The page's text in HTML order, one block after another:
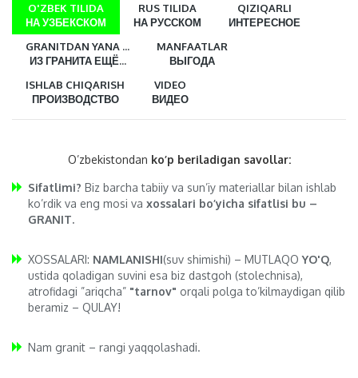
O'ZBEK TILIDA
НА УЗБЕКСКОМ
RUS TILIDA
НА РУССКОМ
QIZIQARLI
ИНТЕРЕСНОЕ
GRANITDAN YANA ...
ИЗ ГРАНИТА ЕЩЁ...
MANFAATLAR
ВЫГОДА
ISHLAB CHIQARISH
ПРОИЗВОДСТВО
VIDEO
ВИДЕО
O’zbekistondan ko’p beriladigan savollar:
Sifatlimi? Biz barcha tabiiy va sun’iy materiallar bilan ishlab
ko’rdik va eng mosi va xossalari bo’yicha sifatlisi bu –
GRANIT.
XOSSALARI: NAMLANISHI(suv shimishi) – MUTLAQOYO'Q,
ustida qoladigan suvini esa biz dastgoh (stolechnisa),
atrofidagi ”ariqcha” "tarnov" orqali polga to’kilmaydigan qilib
beramiz – QULAY!
Nam granit – rangi yaqqolashadi.